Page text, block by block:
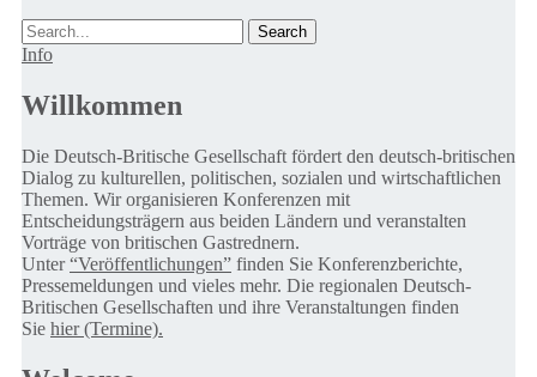
Search
Info
Willkommen
Die Deutsch-Britische Gesellschaft fördert den deutsch-britischen
Dialog zu kulturellen, politischen, sozialen und wirtschaftlichen
Themen. Wir organisieren Konferenzen mit
Entscheidungsträgern aus beiden Ländern und veranstalten
Vorträge von britischen Gastrednern.
Unter“Veröffentlichungen” finden Sie Konferenzberichte,
Pressemeldungen und vieles mehr. Die regionalen Deutsch-
Britischen Gesellschaften und ihre Veranstaltungen finden
Sie hier (Termine).